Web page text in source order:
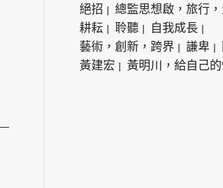
絕招
總監思想啟，旅行
耕耘
聆聽
自我成長
藝術，創新，跨界
謙卑
黃建宏
黃明川，給自己